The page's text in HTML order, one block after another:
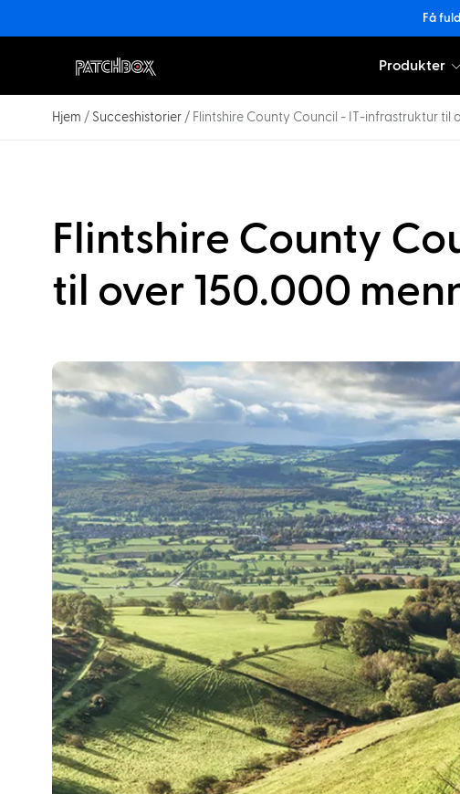
Få
Produkter
Hjem / Succeshistorier / Flintshire County Council - IT-infrastruktur til
Flintshire County
til over 150.000